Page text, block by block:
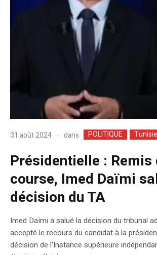
31 août 2024 dans POLITIQUE Tunisie
Présidentielle : Remis
course, Imed Daïmi
décision du TA
Imed Daïmi a salué la décision du tribunal
accepté le recours du candidat à la
décision de l’Instance supérieure